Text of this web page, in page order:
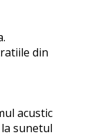
din
acustic
sunetul